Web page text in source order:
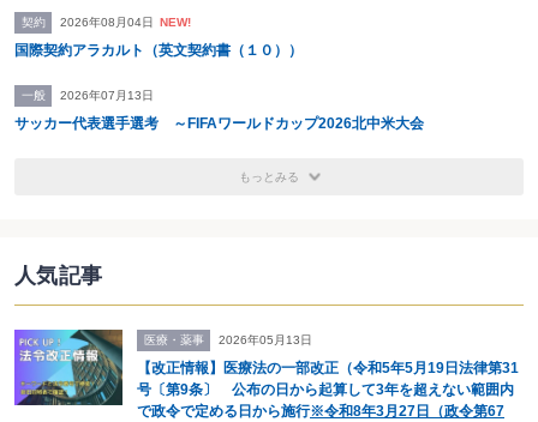
契約 2026年08月04日 NEW!
国際契約アラカルト（英文契約書（１０））
一般 2026年07月13日
サッカー代表選手選考 ～FIFAワールドカップ2026北中米大会
もっとみる
人気記事
医療・薬事 2026年05月13日
【改正情報】医療法の一部改正（令和5年5月19日法律第31
号〔第9条〕 公布の日から起算して3年を超えない範囲内
で政令で定める日から施行※令和8年3月27日（政令第67